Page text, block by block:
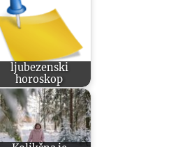
ljubezenski
horoskop